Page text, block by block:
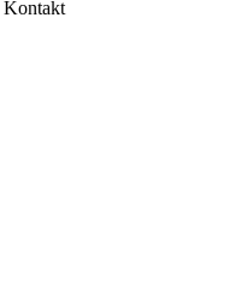
Kontakt